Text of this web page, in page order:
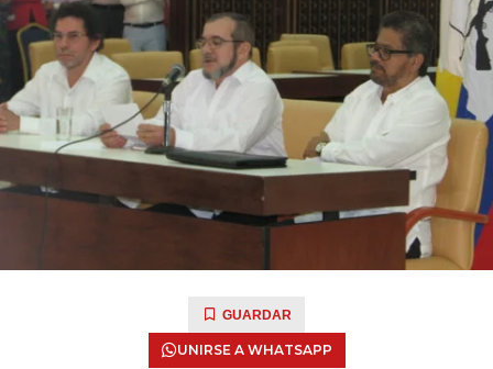
GUARDAR
UNIRSE A WHATSAPP